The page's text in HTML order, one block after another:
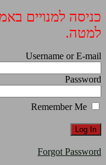
כניסה למנויים
למטה.
Username or E-mail
Password
Forgot Password